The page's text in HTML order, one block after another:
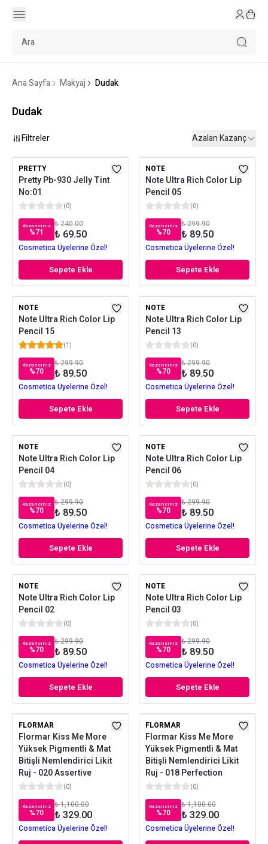
Ana Sayfa Makyaj Dudak
Dudak
Filtreler Azalan Kazanç
PRETTY
Pretty Pb-930 Jelly Tint
No:01
(0)
Kazancınız
%71
₺ 240.00
₺ 69.50
Cosmetica Üyelerine Özel!
Sepete Ekle
NOTE
Note Ultra Rich Color Lip
Pencil 05
(0)
Kazancınız
%70
₺ 299.90
₺ 89.50
Cosmetica Üyelerine Özel!
Sepete Ekle
NOTE
Note Ultra Rich Color Lip
Pencil 15
(1)
Kazancınız
%70
₺ 299.90
₺ 89.50
Cosmetica Üyelerine Özel!
Sepete Ekle
NOTE
Note Ultra Rich Color Lip
Pencil 13
(0)
Kazancınız
%70
₺ 299.90
₺ 89.50
Cosmetica Üyelerine Özel!
Sepete Ekle
NOTE
Note Ultra Rich Color Lip
Pencil 04
(0)
Kazancınız
%70
₺ 299.90
₺ 89.50
Cosmetica Üyelerine Özel!
Sepete Ekle
NOTE
Note Ultra Rich Color Lip
Pencil 06
(0)
Kazancınız
%70
₺ 299.90
₺ 89.50
Cosmetica Üyelerine Özel!
Sepete Ekle
NOTE
Note Ultra Rich Color Lip
Pencil 02
(0)
Kazancınız
%70
₺ 299.90
₺ 89.50
Cosmetica Üyelerine Özel!
Sepete Ekle
NOTE
Note Ultra Rich Color Lip
Pencil 03
(0)
Kazancınız
%70
₺ 299.90
₺ 89.50
Cosmetica Üyelerine Özel!
Sepete Ekle
FLORMAR
Flormar Kiss Me More
Yüksek Pigmentli & Mat
Bitişli Nemlendirici Likit
Ruj - 020 Assertive
(0)
Kazancınız
%70
₺ 1,100.00
₺ 329.00
Cosmetica Üyelerine Özel!
FLORMAR
Flormar Kiss Me More
Yüksek Pigmentli & Mat
Bitişli Nemlendirici Likit
Ruj - 018 Perfection
(0)
Kazancınız
%70
₺ 1,100.00
₺ 329.00
Cosmetica Üyelerine Özel!